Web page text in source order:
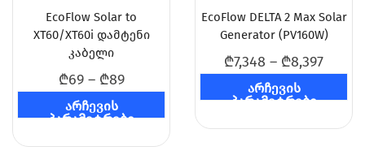
EcoFlow Solar to
XT60/XT60i დამტენი
კაბელი
₾69 – ₾89
არჩევის
პარამეტრები
EcoFlow DELTA 2 Max Solar
Generator (PV160W)
₾7,348 – ₾8,397
არჩევის
პარამეტრები